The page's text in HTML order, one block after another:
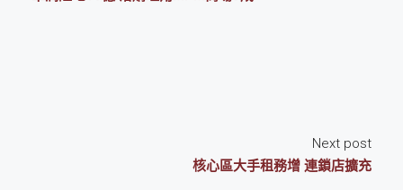
Next post
核心區大手租務增 連鎖店擴充